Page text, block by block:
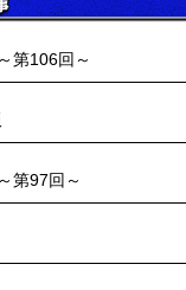
第106回～
第97回～